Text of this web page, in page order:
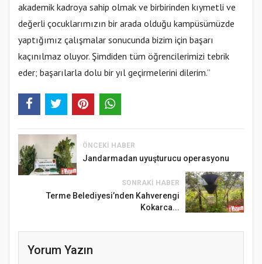
akademik kadroya sahip olmak ve birbirinden kıymetli ve
değerli çocuklarımızın bir arada olduğu kampüsümüzde
yaptığımız çalışmalar sonucunda bizim için başarı
kaçınılmaz oluyor. Şimdiden tüm öğrencilerimizi tebrik
eder; başarılarla dolu bir yıl geçirmelerini dilerim.”
ÖNCEKI HABER
Jandarmadan uyuşturucu operasyonu
SONRAKI HABER
Terme Belediyesi’nden Kahverengi
Kokarca...
Yorum Yazın